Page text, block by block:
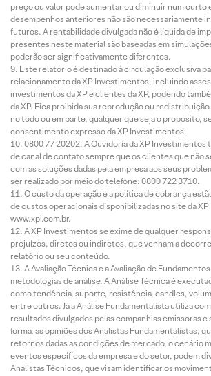
preço ou valor pode aumentar ou diminuir num curto
desempenhos anteriores não são necessariamente
futuros. A rentabilidade divulgada não é líquida de
presentes neste material são baseadas em
poderão ser significativamente diferentes.
Este relatório é destinado à circulação exclusiva
relacionamento da XP Investimentos, incluindo
investimentos da XP e clientes da XP, podendo
da XP. Fica proibida sua reprodução ou redistribuição
no todo ou em parte, qualquer que seja o propósito,
consentimento expresso da XP Investimentos.
0800 77 20202. A Ouvidoria da XP Investimentos
de canal de contato sempre que os clientes que não
com as soluções dadas pela empresa aos seus
ser realizado por meio do telefone: 0800 722 3710.
O custo da operação e a política de cobrança
de custos operacionais disponibilizadas no site da
www.xpi.com.br.
A XP Investimentos se exime de qualquer
prejuízos, diretos ou indiretos, que venham a
relatório ou seu conteúdo.
A Avaliação Técnica e a Avaliação de
metodologias de análise. A Análise Técnica é
como tendência, suporte, resistência, candles,
entre outros. Já a Análise Fundamentalista utiliza
resultados divulgados pelas companhias emissoras
forma, as opiniões dos Analistas Fundamentalistas,
retornos dadas as condições de mercado, o cenário
eventos específicos da empresa e do setor, podem
Analistas Técnicos, que visam identificar os